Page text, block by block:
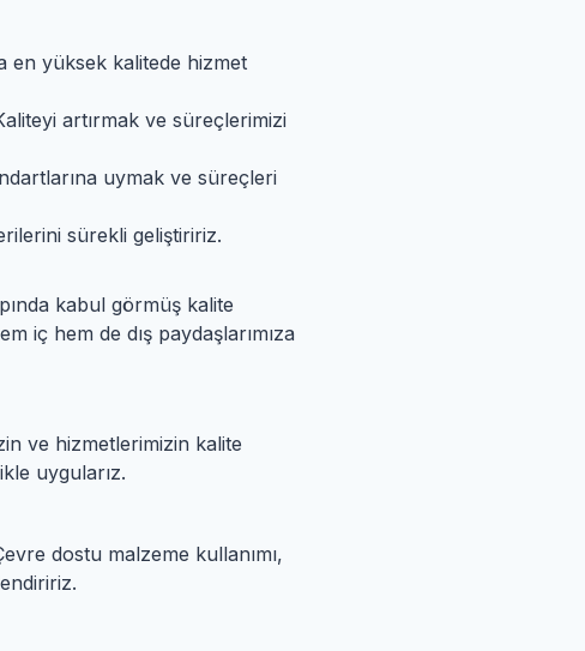
en yüksek kalitede hizmet
artırmak ve süreçlerimizi
uymak ve süreçleri
sürekli geliştiririz.
kabul görmüş kalite
iç hem de dış paydaşlarımıza
ve hizmetlerimizin kalite
uygularız.
dostu malzeme kullanımı,